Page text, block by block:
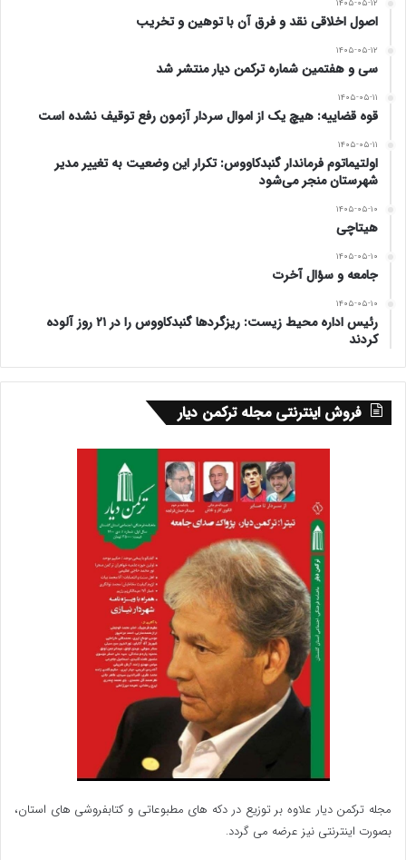
۱۴۰۵-۰۵-۱۲
اصول اخلاقی نقد و فرق آن با توهین و تخریب
۱۴۰۵-۰۵-۱۲
سی و هفتمین شماره ترکمن دیار منتشر شد
۱۴۰۵-۰۵-۱۱
قوه قضاییه: هیچ یک از اموال سردار آزمون رفع توقیف نشده است
۱۴۰۵-۰۵-۱۱
اولتیماتوم فرماندار گنبدکاووس: تکرار این وضعیت به تغییر مدیر
شهرستان منجر می‌شود
۱۴۰۵-۰۵-۱۰
هیتاچی
۱۴۰۵-۰۵-۱۰
جامعه و سؤال آخرت
۱۴۰۵-۰۵-۱۰
رئیس اداره محیط زیست: ریزگردها گنبدکاووس را در ۲۱ روز آلوده
کردند
فروش اینترنتی مجله ترکمن دیار
مجله ترکمن دیار علاوه بر توزیع در دکه های مطبوعاتی و کتابفروشی های استان،
بصورت اینترنتی نیز عرضه می گردد.‌